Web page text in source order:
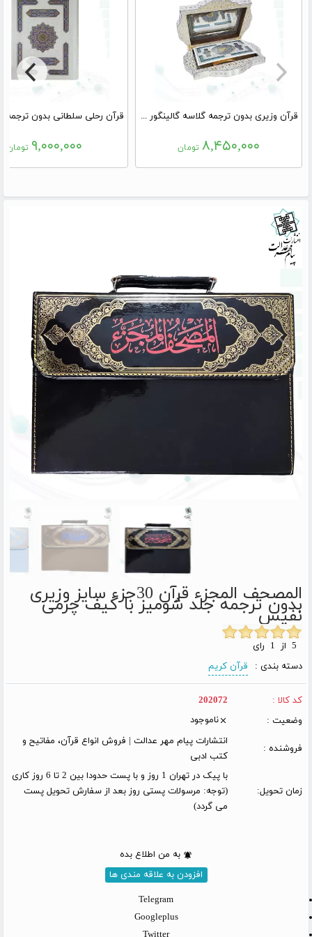
قرآن وزیری بدون ترجمه گلاسه گالینگور سفید جعبه دار طرح صدف پلاک دار با آینه
۸,۴۵۰,۰۰۰ تومان ۹,۰۰۰,۰۰۰ تومان
المصحف المجزء قرآن 30جزء سایز وزیری
بدون ترجمه جلد شومیز با کیف چرمی
نفیس
دسته بندی :
قرآن کریم
کد کالا :
202072
وضعیت :
ناموجود
فروشنده :
انتشارات پیام مهر عدالت | فروش انواع قرآن، مفاتیح و
کتب ادبی
زمان تحویل:
با پیک در تهران 1 روز و با پست حدودا بین 2 تا 6 روز کاری
(توجه: مرسولات پستی روز بعد از سفارش تحویل پست
می گردد)
به من اطلاع بده
افزودن به علاقه مندی ها
Telegram
Googleplus